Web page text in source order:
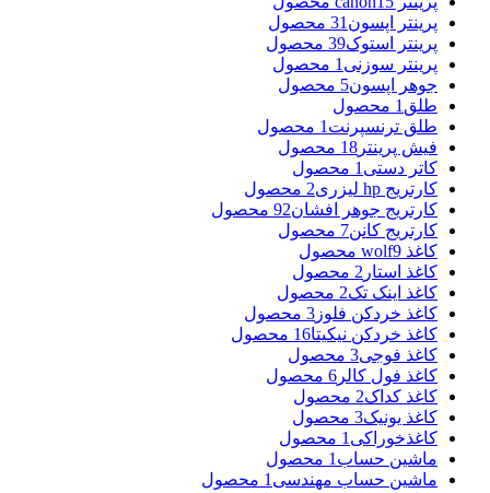
پرینتر اپسون 31 محصول
پرینتر استوک39 محصول
پرینتر سوزنی 1 محصول
جوهر اپسون5 محصول
طلق 1 محصول
طلق ترنسپرنت 1 محصول
فیش پرینتر 18 محصول
کاتر دستی 1 محصول
کارتریج hp لیزری
2 محصول
کارتریج جوهر افشان92 محصول
کارتریج کانن7 محصول
کاغذ wolf 9 محصول
کاغذ استار 2 محصول
کاغذ اینک تک2 محصول
کاغذ خردکن فلوز 3 محصول
کاغذ خردکن نیکیتا16 محصول
کاغذ فوجی3 محصول
کاغذ فول کالر 6 محصول
کاغذ کداک2 محصول
کاغذ یونیک3 محصول
کاغذخوراکی 1 محصول
ماشین حساب 1 محصول
ماشین حساب مهندسی 1 محصول